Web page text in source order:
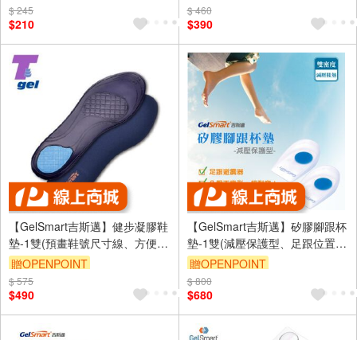
GA9013)
訂單滿999享9折
$ 245
$210
訂單滿999享9折
$ 460
$390
【GelSmart吉斯邁】健步凝膠鞋
墊-1雙(預畫鞋號尺寸線、方便自
行剪裁、TG-GI740F)
贈OPENPOINT
訂單滿999享9折
$ 575
$490
【GelSmart吉斯邁】矽膠腳跟杯
墊-1雙(減壓保護型、足跟位置吸
震強化、SI-SH210D)
贈OPENPOINT
訂單滿999享9折
$ 800
$680